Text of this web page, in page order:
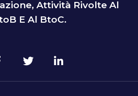
Attività Rivolte Al
E Al BtoC.